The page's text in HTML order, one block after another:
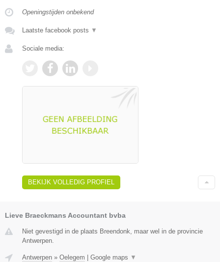
Openingstijden onbekend
Laatste facebook posts ▼
Sociale media:
BEKIJK VOLLEDIG PROFIEL
Lieve Braeckmans Accountant bvba
Niet gevestigd in de plaats Breendonk, maar wel in de provincie
Antwerpen.
Antwerpen » Oelegem Google maps ▼